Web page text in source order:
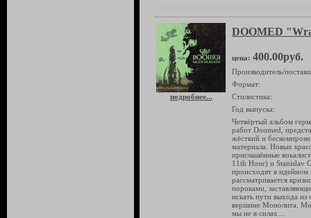
подробнее...
DOOMED
цена: 400.00руб.
Производитель/
Формат:
Стилистика:
Год выпуска:
Четвёртый альбом
работ Doomed,
жёсткий и
материала. Новых
приглашённые
11th Hour) и Stanislav
происходят в идейном
рассматривается
пороками,
искать пути выхода
вершине Монолита.
мы не в силах…